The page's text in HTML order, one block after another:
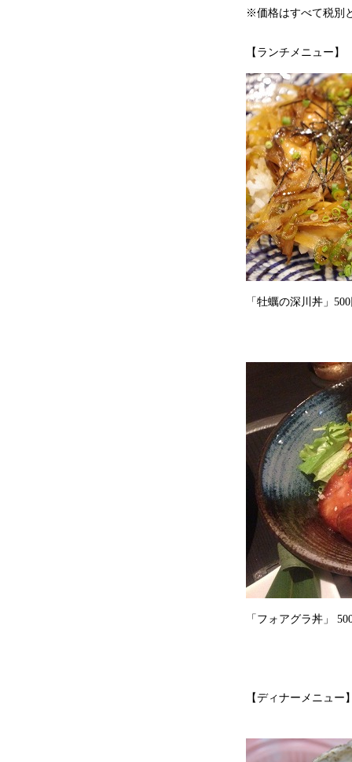
※価格はすべて税別
【ランチメニュー】
「牡蠣の深川丼」
「フォアグラ丼」
【ディナーメニュー